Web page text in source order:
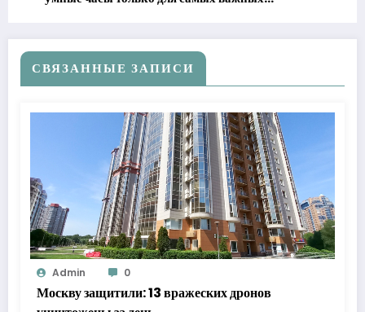
СВЯЗАННЫЕ ЗАПИСИ
Admin 0
Москву защитили: 13 вражеских дронов